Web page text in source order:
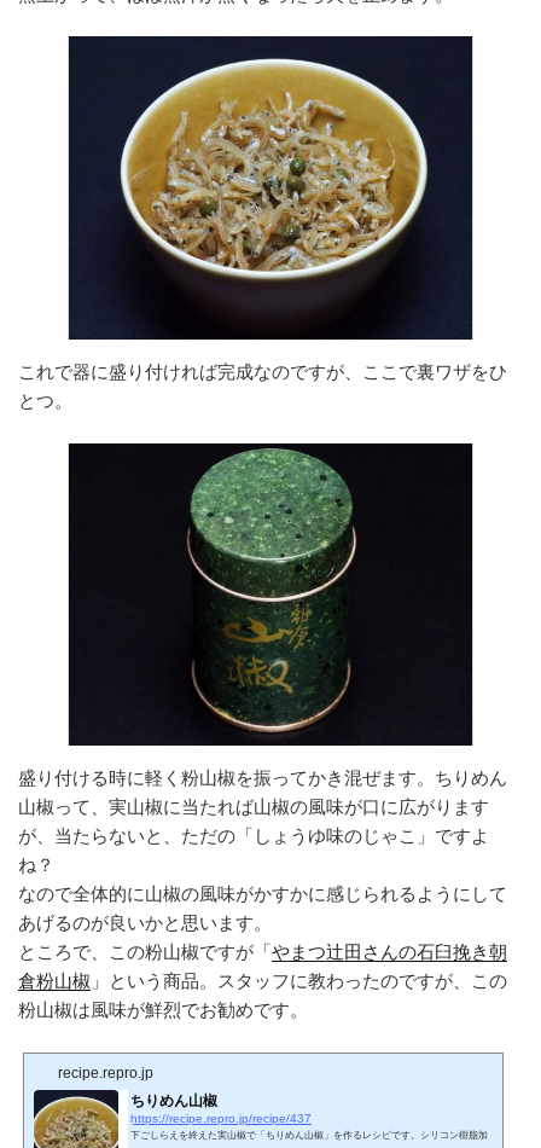
これで器に盛り付ければ完成なのですが、ここで裏ワザをひ
とつ。
盛り付ける時に軽く粉山椒を振ってかき混ぜます。ちりめん
山椒って、実山椒に当たれば山椒の風味が口に広がります
が、当たらないと、ただの「しょうゆ味のじゃこ」ですよ
ね？
なので全体的に山椒の風味がかすかに感じられるようにして
あげるのが良いかと思います。
ところで、この粉山椒ですが「 やまつ辻田さんの石臼挽き朝
倉粉山椒 」という商品。スタッフに教わったのですが、この
粉山椒は風味が鮮烈でお勧めです。
recipe.repro.jp
ちりめん山椒
https://recipe.repro.jp/recipe/437
下ごしらえを終えた実山椒で「ちりめん山椒」を作るレシピです。シリコン樹脂加